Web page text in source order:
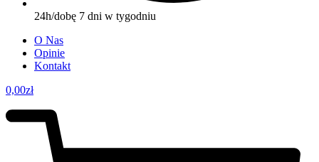
24h/dobę 7 dni w tygodniu
O Nas
Opinie
Kontakt
0,00zł